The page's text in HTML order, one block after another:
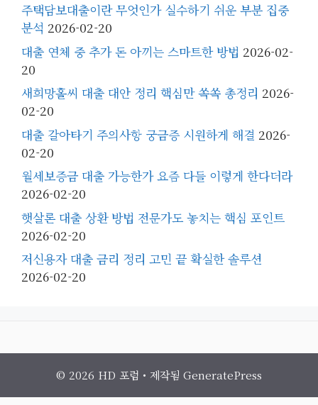
주택담보대출이란 무엇인가 실수하기 쉬운 부분 집중
분석 2026-02-20
대출 연체 중 추가 돈 아끼는 스마트한 방법 2026-02-
20
새희망홀씨 대출 대안 정리 핵심만 쏙쏙 총정리 2026-
02-20
대출 갈아타기 주의사항 궁금증 시원하게 해결 2026-
02-20
월세보증금 대출 가능한가 요즘 다들 이렇게 한다더라
2026-02-20
햇살론 대출 상환 방법 전문가도 놓치는 핵심 포인트
2026-02-20
저신용자 대출 금리 정리 고민 끝 확실한 솔루션
2026-02-20
© 2026 HD 포럼 • 제작됨 GeneratePress